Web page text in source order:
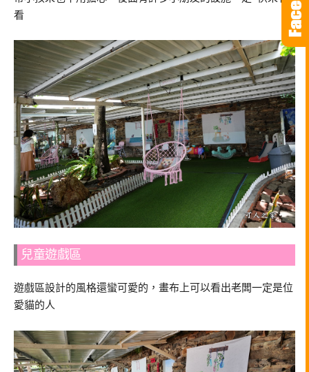
看
兒童遊戲區
遊戲區設計的風格還蠻可愛的，畫布上可以看出老闆一定是位
愛貓的人